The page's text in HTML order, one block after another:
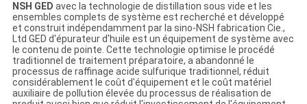
NSH GED avec la technologie de distillation sous vide et les
ensembles complets de système est recherché et développé
et construit indépendamment par la sino-NSH fabrication Cie.,
Ltd GED d'épurateur d'huile est un équipement de système avec
le contenu de pointe. Cette technologie optimise le procédé
traditionnel de traitement préparatoire, a abandonné le
processus de raffinage acide sulfurique traditionnel, réduit
considérablement le coût d'équipement et le coût matériel
auxiliaire de pollution élevée du processus de réalisation de